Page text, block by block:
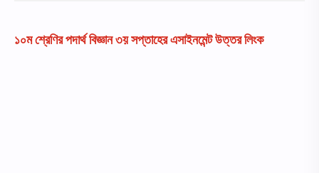
১০ম শ্রেণির পদার্থ বিজ্ঞান ৩য় সপ্তাহের এসাইনমেন্ট উত্তর লিংক